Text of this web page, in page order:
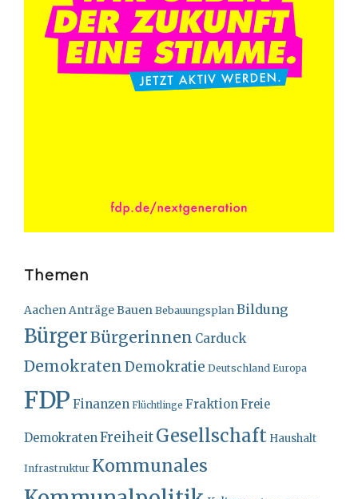
Themen
AachenAnträgeBauenBebauungsplanBildung
BürgerBürgerinnen Carduck
Demokraten Demokratie Deutschland Europa
FDP Finanzen Flüchtlinge Fraktion Freie
Demokraten FreiheitGesellschaft Haushalt
Infrastruktur Kommunales